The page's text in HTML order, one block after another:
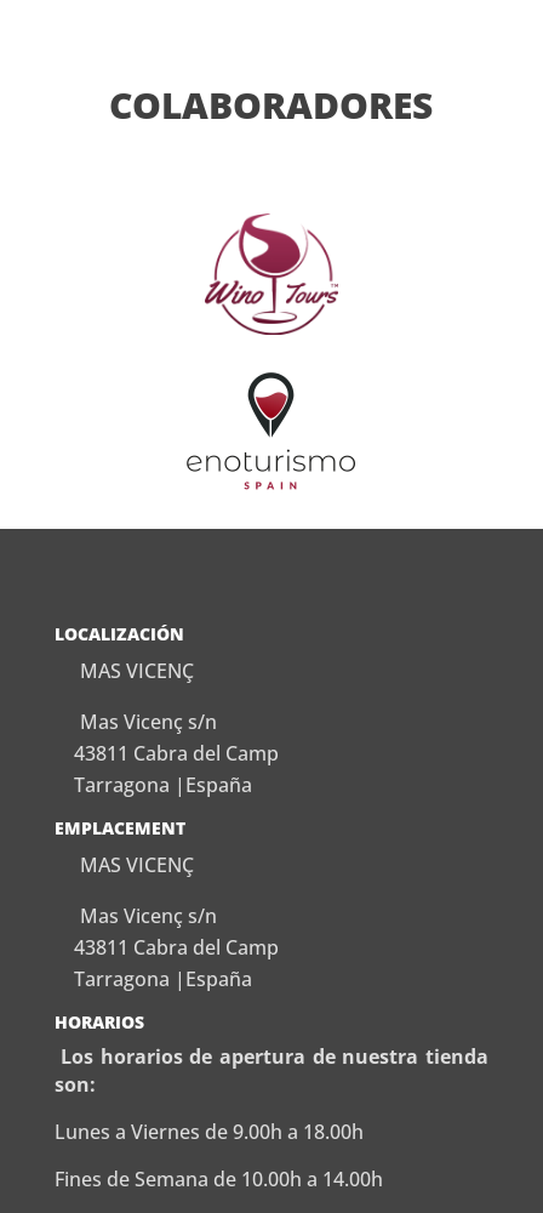
COLABORADORES
LOCALIZACIÓN
MAS VICENÇ
Mas Vicenç s/n
43811 Cabra del Camp
Tarragona |España
EMPLACEMENT
MAS VICENÇ
Mas Vicenç s/n
43811 Cabra del Camp
Tarragona |España
HORARIOS
Los horarios de apertura de nuestra tienda
son:
Lunes a Viernes de 9.00h a 18.00h
Fines de Semana de 10.00h a 14.00h